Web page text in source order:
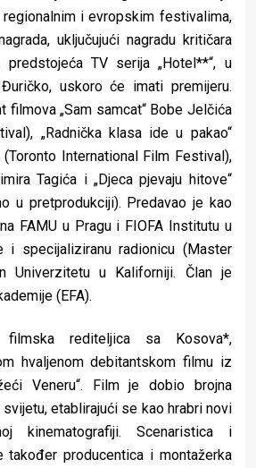
i evropskim festivalima,
uključujući nagradu kritičara
predstojeća TV serija „Hotel**“, u
uskoro će imati premijeru.
filmova „Sam samcat“ Bobe Jelčića
„Radnička klasa ide u pakao“
International Film Festival),
Tagića i „Djeca pjevaju hitove“
u pretprodukciji). Predavao je kao
FAMU u Pragu i FIOFA Institutu u
i specijaliziranu radionicu (Master
Univerzitetu u Kaliforniji. Član je
(EFA).
rediteljica sa Kosova*,
hvaljenom debitantskom filmu iz
Veneru“. Film je dobio brojna
etablirajući se kao hrabri novi
kinematografiji. Scenaristica i
također producentica i montažerka